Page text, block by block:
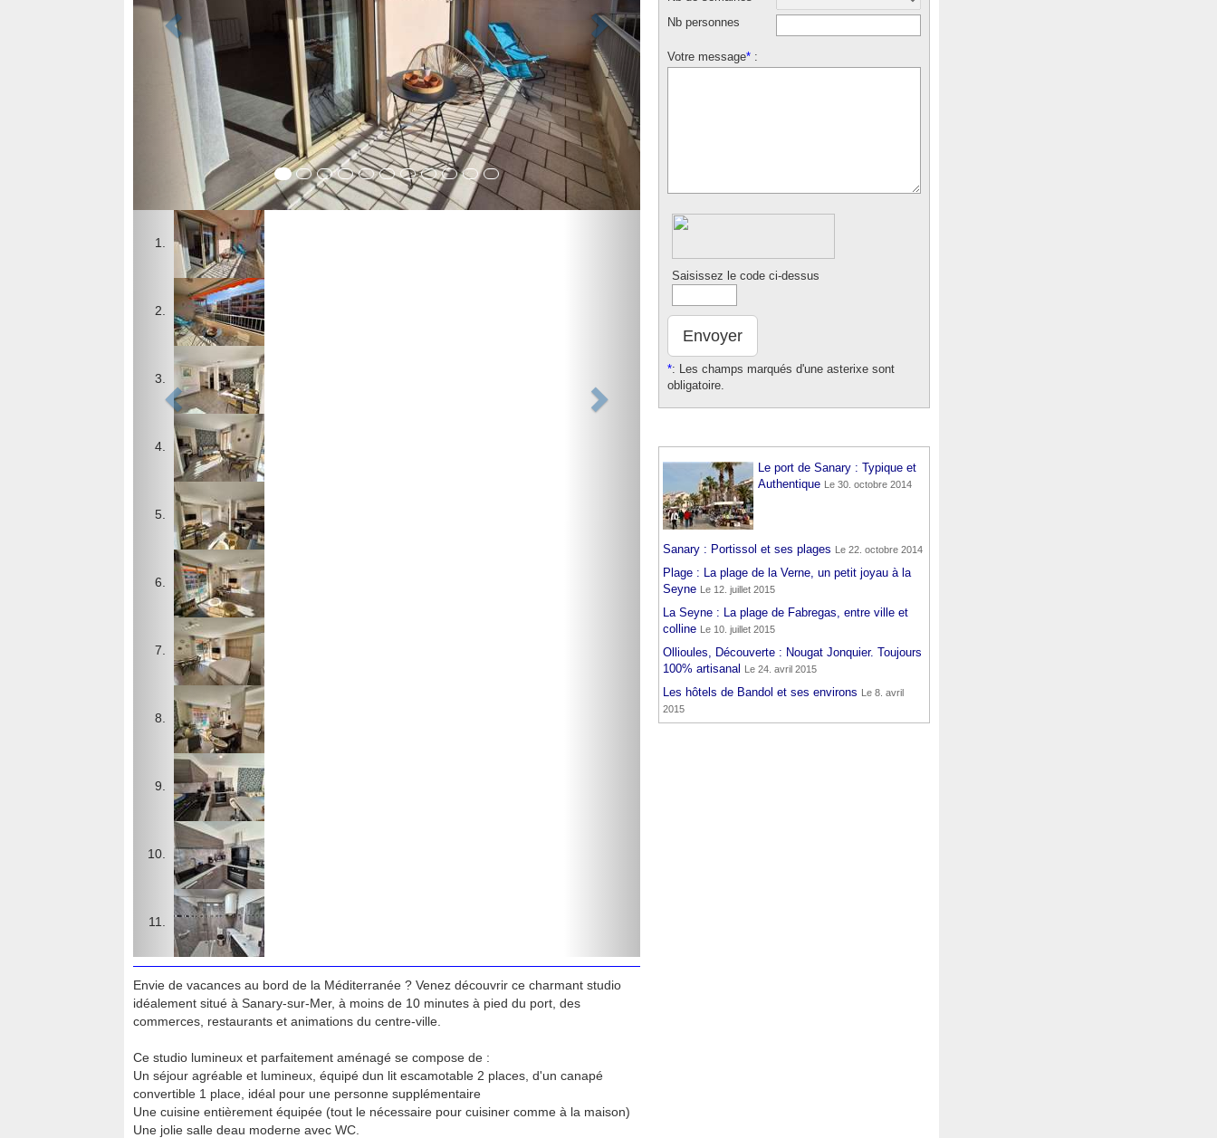
Envie de vacances au bord de la Méditerranée ? Venez découvrir ce charmant studio
idéalement situé à Sanary-sur-Mer, à moins de 10 minutes à pied du port, des
commerces, restaurants et animations du centre-ville.
Ce studio lumineux et parfaitement aménagé se compose de :
Un séjour agréable et lumineux, équipé dun lit escamotable 2 places, d'un canapé
convertible 1 place, idéal pour une personne supplémentaire
Une cuisine entièrement équipée (tout le nécessaire pour cuisiner comme à la maison)
Une jolie salle deau moderne avec WC.
Nb personnes
Votre message* :
Saisissez le code ci-dessus
Envoyer
*: Les champs marqués d'une asterixe sont
obligatoire.
Le port de Sanary : Typique et
Authentique Le 30. octobre 2014
Sanary : Portissol et ses plages Le 22. octobre 2014
Plage : La plage de la Verne, un petit joyau à la
Seyne Le 12. juillet 2015
La Seyne : La plage de Fabregas, entre ville et
colline Le 10. juillet 2015
Ollioules, Découverte : Nougat Jonquier. Toujours
100% artisanal Le 24. avril 2015
Les hôtels de Bandol et ses environs Le 8. avril
2015